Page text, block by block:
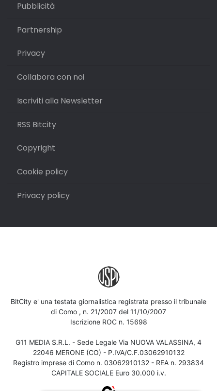
Pubblicità
Partnership
Privacy
Collabora con noi
Iscriviti alla Newsletter
RSS Bitcity
Copyright
Cookie policy
Privacy policy
BitCity e' una testata giornalistica registrata presso il tribunale
di Como , n. 21/2007 del 11/10/2007
Iscrizione ROC n. 15698
G11 MEDIA S.R.L. - Sede Legale Via NUOVA VALASSINA, 4
22046 MERONE (CO) - P.IVA/C.F.03062910132
Registro imprese di Como n. 03062910132 - REA n. 293834
CAPITALE SOCIALE Euro 30.000 i.v.